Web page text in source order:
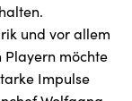
und vor allem
möchte
Impulse